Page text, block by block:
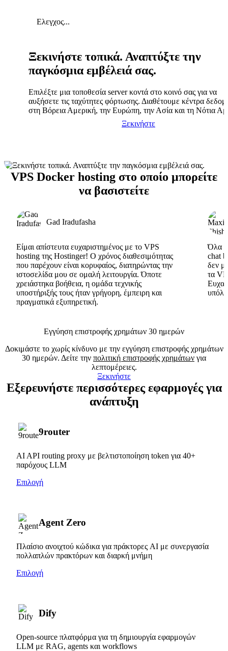
Ελεγχος...
Ξεκινήστε τοπικά. Αναπτύξτε την
παγκόσμια εμβέλειά σας.
Επιλέξτε μια τοποθεσία server κοντά στο κοινό σας για να
αυξήσετε τις ταχύτητες φόρτωσης. Διαθέτουμε κέντρα
στη Βόρεια Αμερική, την Ευρώπη, την Ασία και τη Νότια
Ξεκινήστε
VPS Docker hosting στο οποίο μπορείτε
να βασιστείτε
Gad Iradufasha
Είμαι απίστευτα ευχαριστημένος με το VPS
hosting της Hostinger! Ο χρόνος διαθεσιμότητας
που παρέχουν είναι κορυφαίος, διατηρώντας την
ιστοσελίδα μου σε ομαλή λειτουργία. Όποτε
χρειάστηκα βοήθεια, η ομάδα τεχνικής
υποστήριξής τους ήταν γρήγορη, έμπειρη και
πραγματικά εξυπηρετική.
Όλα
chat
δεν
τα
Εγγύηση επιστροφής χρημάτων 30 ημερών
Δοκιμάστε το χωρίς κίνδυνο με την εγγύηση επιστροφής χρημάτων
30 ημερών. Δείτε την πολιτική επιστροφής χρημάτων για
λεπτομέρειες.
Ξεκινήστε
Εξερευνήστε περισσότερες εφαρμογές για
ανάπτυξη
9router
AI API routing proxy με βελτιστοποίηση token για 40+
παρόχους LLM
Επιλογή
Agent Zero
Πλαίσιο ανοιχτού κώδικα για πράκτορες AI με συνεργασία
πολλαπλών πρακτόρων και διαρκή μνήμη
Επιλογή
Dify
Open-source πλατφόρμα για τη δημιουργία εφαρμογών
LLM με RAG, agents και workflows